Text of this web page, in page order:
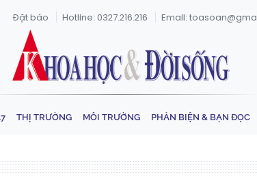
Đặt báo Hotline: 0327.216.216 Email:
THỊ TRƯỜNG MÔI TRƯỜNG PHẢN BIỆN & BẠN ĐỌC